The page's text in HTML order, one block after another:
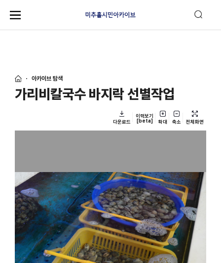
아카이브 탐색
가리비칼국수 바지락 선별작업
다운로드
이력보기
[beta]
확대 축소 전체화면